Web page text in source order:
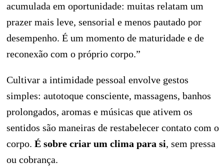
acumulada em oportunidade: muitas relatam um
prazer mais leve, sensorial e menos pautado por
desempenho. É um momento de maturidade e de
reconexão com o próprio corpo.”
Cultivar a intimidade pessoal envolve gestos
simples: autotoque consciente, massagens, banhos
prolongados, aromas e músicas que ativem os
sentidos são maneiras de restabelecer contato com o
corpo. É sobre criar um clima para si, sem pressa
ou cobrança.